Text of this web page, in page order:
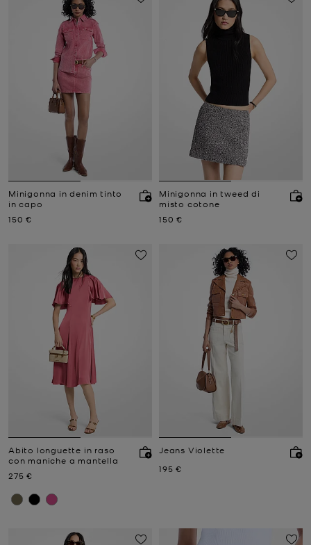
Minigonna in denim tinto
in capo
Prezzo attuale
150 €
Minigonna in tweed di
misto cotone
Prezzo attuale
150 €
Abito longuette in raso
con maniche a mantella
Prezzo attuale
275 €
Jeans Violette
Prezzo attuale
195 €